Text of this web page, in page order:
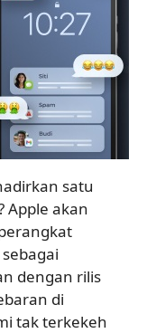
satu
Apple akan
dengan rilis
di
tak terkekeh